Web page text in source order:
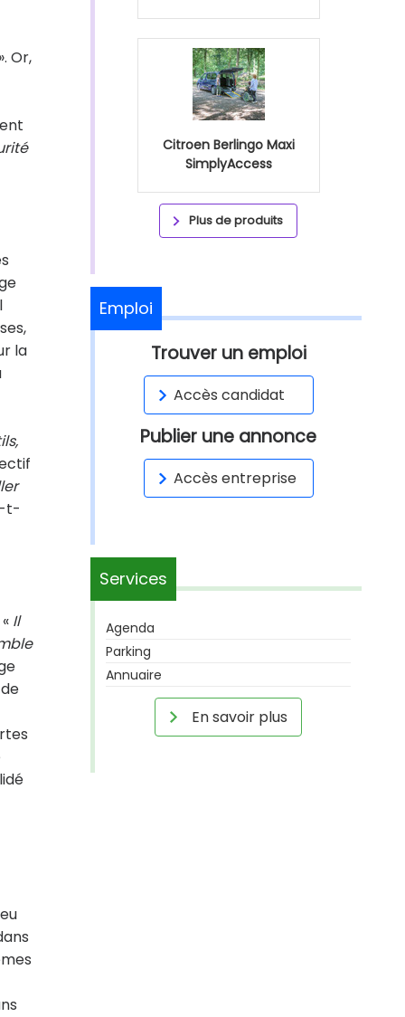
Or,
la
t-
Il
Citroen Berlingo Maxi
SimplyAccess
Plus de produits
Emploi
Trouver un emploi
Accès candidat
Publier une annonce
Accès entreprise
Services
Agenda
Parking
Annuaire
En savoir plus